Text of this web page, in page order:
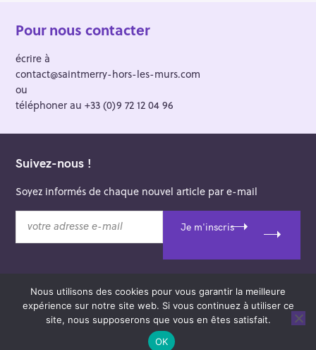
Pour nous contacter
écrire à
contact@saintmerry-hors-les-murs.com
ou
téléphoner au +33 (0)9 72 12 04 96
Suivez-nous !
Soyez informés de chaque nouvel article par e-mail
t
Je m'inscris
© 2026 Saint-Merry Hors-les-Murs.
Theme: Felt byPixelgrade.
Nous utilisons des cookies pour vous garantir la meilleure
expérience sur notre site web. Si vous continuez à utiliser ce
site, nous supposerons que vous en êtes satisfait.
OK